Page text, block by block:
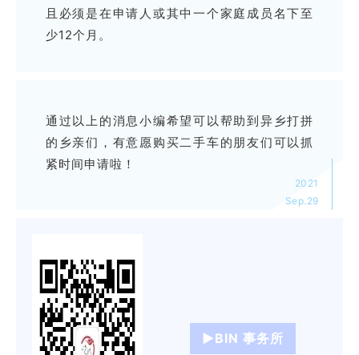
且必须是在申请人或其中一个家庭成员名下至
少12个月。
通过以上的消息小编希望可以帮助到异乡打拼
的乡亲们，有意愿购买二手车的朋友们可以抓
紧时间申请啦！
2021
Sep.29
►BIN 事务所